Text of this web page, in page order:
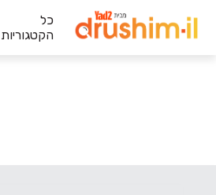
כל
הקטגוריות